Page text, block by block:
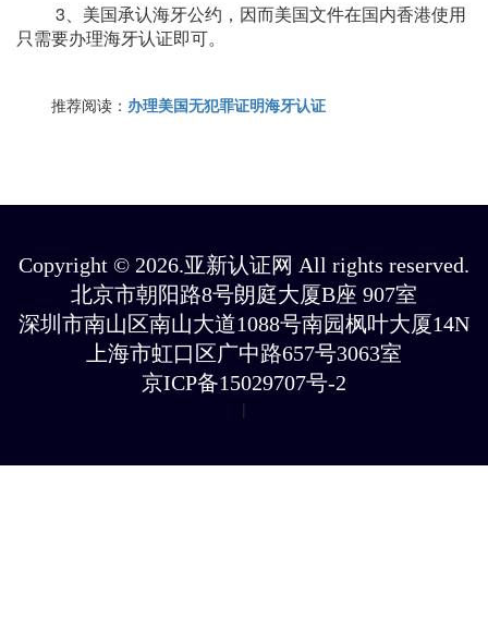
3、美国承认海牙公约，因而美国文件在国内香港使用
只需要办理海牙认证即可。
推荐阅读： 办理美国无犯罪证明海牙认证
Copyright © 2026.亚新认证网 All rights reserved.
北京市朝阳路8号朗庭大厦B座 907室
深圳市南山区南山大道1088号南园枫叶大厦14N
上海市虹口区广中路657号3063室
京ICP备15029707号-2
|